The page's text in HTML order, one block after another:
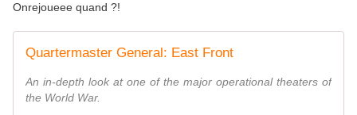
Onrejoueee quand ?!
Quartermaster General: East Front
An in-depth look at one of the major operational theaters of
the World War.